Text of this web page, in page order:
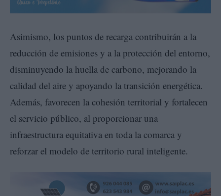
Asimismo, los puntos de recarga contribuirán a la
reducción de emisiones y a la protección del entorno,
disminuyendo la huella de carbono, mejorando la
calidad del aire y apoyando la transición energética.
Además, favorecen la cohesión territorial y fortalecen
el servicio público, al proporcionar una
infraestructura equitativa en toda la comarca y
reforzar el modelo de territorio rural inteligente.